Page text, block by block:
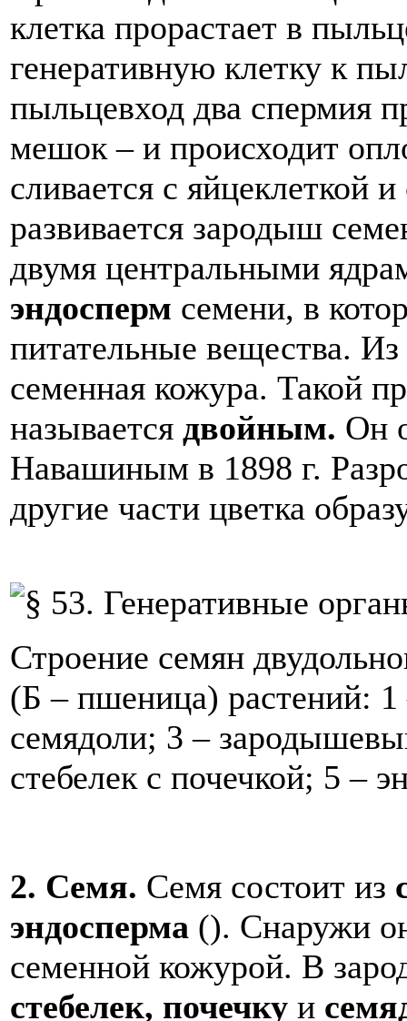
клетка прорастает в
генеративную клетку к
пыльцевход два спермия
мешок – и происходит
сливается с яйцеклеткой
развивается зародыш
двумя центральными
эндосперм семени, в
питательные вещества. Из
семенная кожура. Такой
называется двойным. Он
Навашиным в 1898 г.
другие части цветка
Строение семян
(Б – пшеница) растений:
семядоли; 3 –
стебелек с почечкой; 5 –
2. Семя. Семя состоит из
эндосперма (). Снаружи
семенной кожурой. В
стебелек, почечку и